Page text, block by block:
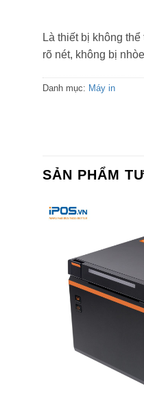
Là thiết bị không
rõ nét, không bị
Danh mục: Máy in
SẢN PHẨM